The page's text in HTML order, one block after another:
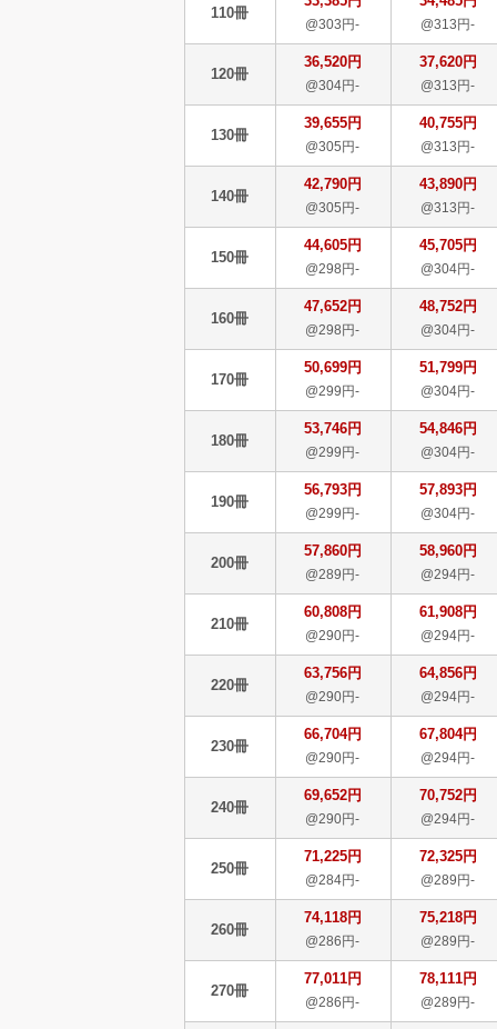
110冊
@303円- @313円-
120冊
36,520円
@304円-
37,620円
@313円-
130冊
39,655円
@305円-
40,755円
@313円-
140冊
42,790円
@305円-
43,890円
@313円-
150冊
44,605円
@298円-
45,705円
@304円-
160冊
47,652円
@298円-
48,752円
@304円-
170冊
50,699円
@299円-
51,799円
@304円-
180冊
53,746円
@299円-
54,846円
@304円-
190冊
56,793円
@299円-
57,893円
@304円-
200冊
57,860円
@289円-
58,960円
@294円-
210冊
60,808円
@290円-
61,908円
@294円-
220冊
63,756円
@290円-
64,856円
@294円-
230冊
66,704円
@290円-
67,804円
@294円-
240冊
69,652円
@290円-
70,752円
@294円-
250冊
71,225円
@284円-
72,325円
@289円-
260冊
74,118円
@286円-
75,218円
@289円-
270冊
77,011円
@286円-
78,111円
@289円-